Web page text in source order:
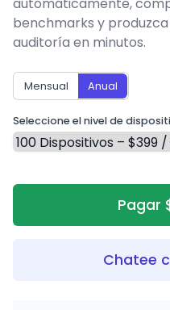
benchmarks y
auditoría en minutos.
Mensual Anual
Seleccione el nivel de
Pagar
Chatee